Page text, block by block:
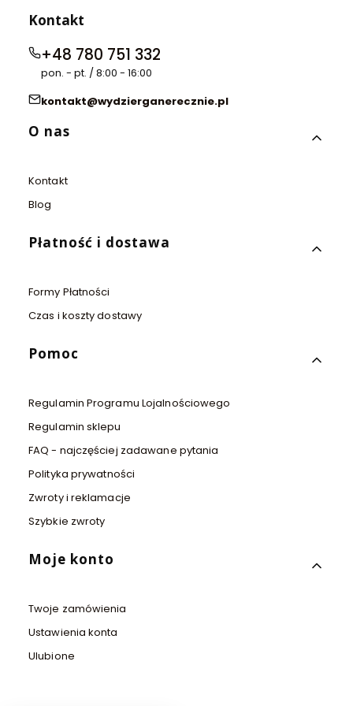
Kontakt
+48 780 751 332
pon. - pt. / 8:00 - 16:00
kontakt@wydzierganerecznie.pl
Linki w stopce
O nas
Kontakt
Blog
Płatność i dostawa
Formy Płatności
Czas i koszty dostawy
Pomoc
Regulamin Programu Lojalnościowego
Regulamin sklepu
FAQ - najczęściej zadawane pytania
Polityka prywatności
Zwroty i reklamacje
Szybkie zwroty
Moje konto
Twoje zamówienia
Ustawienia konta
Ulubione